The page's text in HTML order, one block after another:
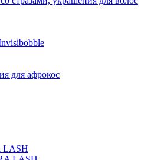
для афрокос